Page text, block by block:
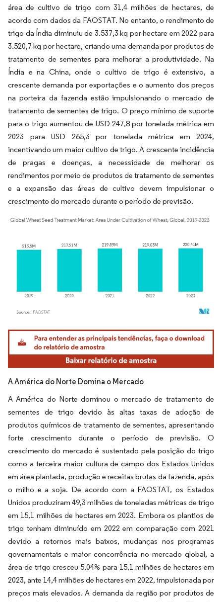
área de cultivo de trigo com 31,4 milhões de hectares, de
acordo com dados da FAOSTAT. No entanto, o rendimento de
trigo da Índia diminuiu de 3.537,3 kg por hectare em 2022 para
3.520,7 kg por hectare, criando uma demanda por produtos de
tratamento de sementes para melhorar a produtividade. Na
Índia e na China, onde o cultivo de trigo é extensivo, a
crescente demanda por exportações e o aumento dos preços
na porteira da fazenda estão impulsionando o mercado de
tratamento de sementes de trigo. O preço mínimo de suporte
para o trigo aumentou de USD 247,8 por tonelada métrica em
2023 para USD 265,3 por tonelada métrica em 2024,
incentivando um maior cultivo de trigo. A crescente incidência
de pragas e doenças, a necessidade de melhorar os
rendimentos por meio de produtos de tratamento de sementes
e a expansão das áreas de cultivo devem impulsionar o
crescimento do mercado durante o período de previsão.
Imagem © Mordor Intelligence. O reuso requer atribuição conforme CC BY 4.0.
A América do Norte Domina o Mercado
A América do Norte dominou o mercado de tratamento de
sementes de trigo devido às altas taxas de adoção de
produtos químicos de tratamento de sementes, apresentando
forte crescimento durante o período de previsão. O
crescimento do mercado é sustentado pela posição do trigo
como a terceira maior cultura de campo dos Estados Unidos
em área plantada, produção e receitas brutas da fazenda, após
o milho e a soja. De acordo com a FAOSTAT, os Estados
Unidos produziram 49,3 milhões de toneladas métricas de trigo
em 15,1 milhões de hectares em 2023. Embora os plantios de
trigo tenham diminuído em 2022 em comparação com 2021
devido a retornos mais baixos, mudanças nos programas
governamentais e maior concorrência no mercado global, a
área de trigo cresceu 5,04% para 15,1 milhões de hectares em
2023, ante 14,4 milhões de hectares em 2022, impulsionada por
preços mais elevados. A demanda da região por produtos de